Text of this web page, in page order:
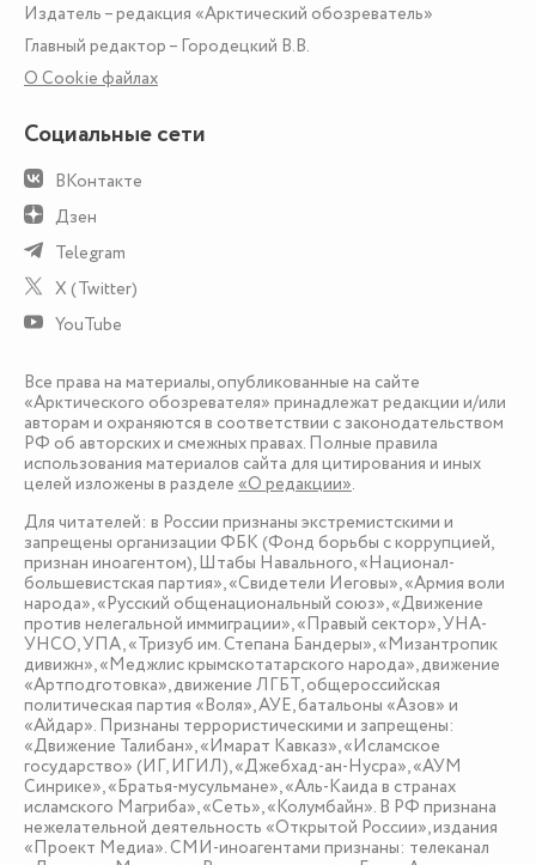
Издатель – редакция «Арктический обозреватель»
Главный редактор – Городецкий В.В.
О Сookie файлах
Социальные сети
ВКонтакте
Дзен
Telegram
X (Twitter)
YouTube
Все права на материалы, опубликованные на сайте
«Арктического обозревателя» принадлежат редакции и/или
авторам и охраняются в соответствии с законодательством
РФ об авторских и смежных правах. Полные правила
использования материалов сайта для цитирования и иных
целей изложены в разделе «О редакции».
Для читателей: в России признаны экстремистскими и
запрещены организации ФБК (Фонд борьбы с коррупцией,
признан иноагентом), Штабы Навального, «Национал-
большевистская партия», «Свидетели Иеговы», «Армия воли
народа», «Русский общенациональный союз», «Движение
против нелегальной иммиграции», «Правый сектор», УНА-
УНСО, УПА, «Тризуб им. Степана Бандеры», «Мизантропик
дивижн», «Меджлис крымскотатарского народа», движение
«Артподготовка», движение ЛГБТ, общероссийская
политическая партия «Воля», АУЕ, батальоны «Азов» и
«Айдар». Признаны террористическими и запрещены:
«Движение Талибан», «Имарат Кавказ», «Исламское
государство» (ИГ, ИГИЛ), «Джебхад-ан-Нусра», «АУМ
Синрике», «Братья-мусульмане», «Аль-Каида в странах
исламского Магриба», «Сеть», «Колумбайн». В РФ признана
нежелательной деятельность «Открытой России», издания
«Проект Медиа». СМИ-иноагентами признаны: телеканал